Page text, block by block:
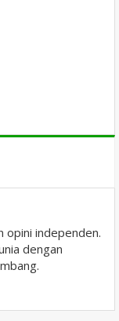
opini independen.
dengan